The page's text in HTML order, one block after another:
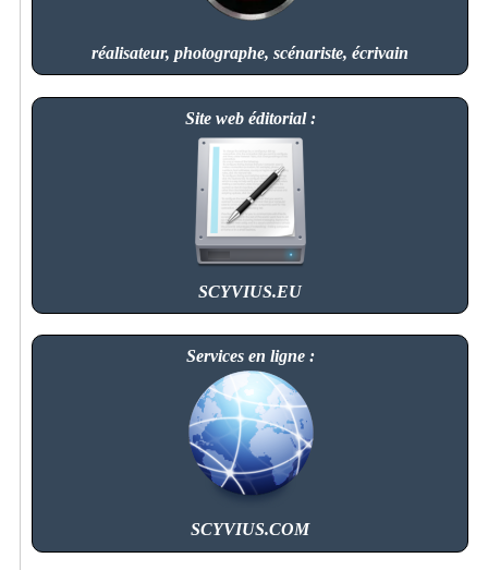
réalisateur, photographe, scénariste, écrivain
Site web éditorial :
SCYVIUS.EU
Services en ligne :
SCYVIUS.COM